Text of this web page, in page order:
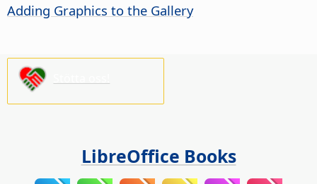
Adding Graphics to the Gallery
LibreOffice Books